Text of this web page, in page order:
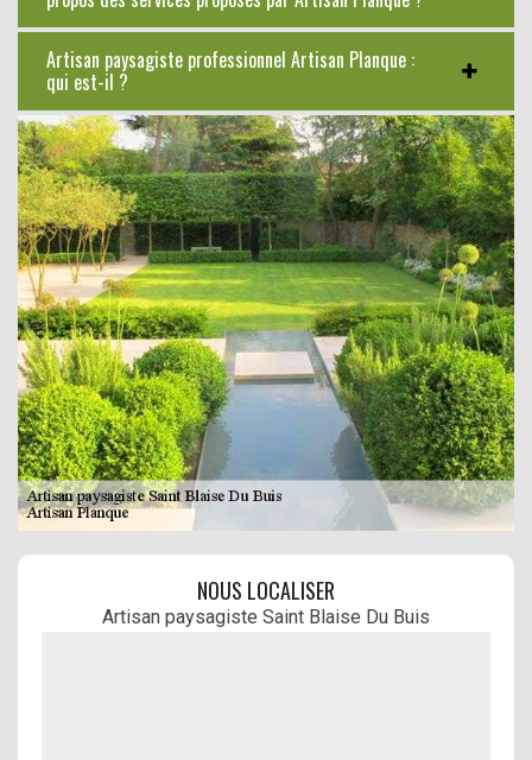
Artisan paysagiste professionnel Artisan Planque :
qui est-il ?
NOUS LOCALISER
Artisan paysagiste Saint Blaise Du Buis